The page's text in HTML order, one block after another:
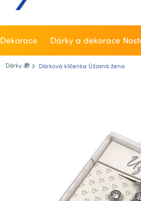
Dekorace Dárky a dekorace
Dárky 🎁 Dárková klíčenka Úžasná žena